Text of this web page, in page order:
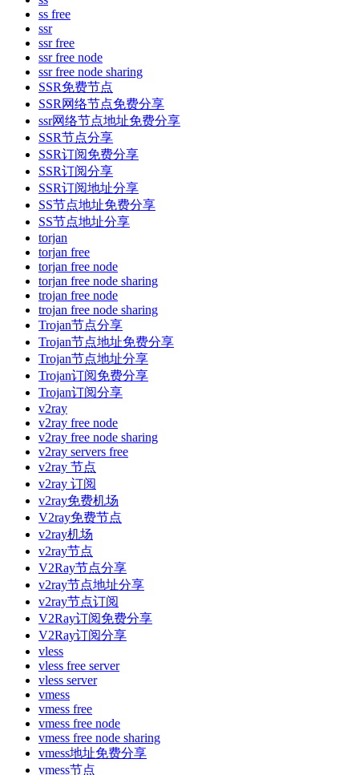
ss free
ssr
ssr free
ssr free node
ssr free node sharing
SSR免费节点
SSR网络节点免费分享
ssr网络节点地址免费分享
SSR节点分享
SSR订阅免费分享
SSR订阅分享
SSR订阅地址分享
SS节点地址免费分享
SS节点地址分享
torjan
torjan free
torjan free node
torjan free node sharing
trojan free node
trojan free node sharing
Trojan节点分享
Trojan节点地址免费分享
Trojan节点地址分享
Trojan订阅免费分享
Trojan订阅分享
v2ray
v2ray free node
v2ray free node sharing
v2ray servers free
v2ray 节点
v2ray 订阅
v2ray免费机场
V2ray免费节点
v2ray机场
v2ray节点
V2Ray节点分享
v2ray节点地址分享
v2ray节点订阅
V2Ray订阅免费分享
V2Ray订阅分享
vless
vless free server
vless server
vmess
vmess free
vmess free node
vmess free node sharing
vmess地址免费分享
vmess节点